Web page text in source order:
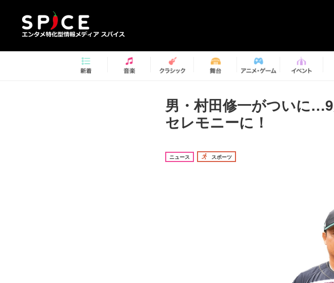
男・村田修一がついに
セレモニーに！
ニュース スポーツ